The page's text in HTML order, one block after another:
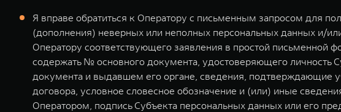
Я вправе обратиться к Оператору с письменным запросом для
(дополнения) неверных или неполных персональных данных и/
Оператору соответствующего заявления в простой
содержать № основного документа, удостоверяющего личность
документа и выдавшем его органе, сведения, подтверждающие
договора, условное словесное обозначение и (или) иные
Оператором, подпись Субъекта персональных данных или его